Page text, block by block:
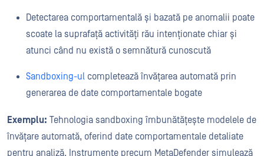
Detectarea comportamentală și bazată pe anomalii poate
scoate la suprafață activități rău intenționate chiar și
atunci când nu există o semnătură cunoscută
Sandboxing-ul completează învățarea automată prin
generarea de date comportamentale bogate
Exemplu: Tehnologia sandboxing îmbunătățește modelele de
învățare automată, oferind date comportamentale detaliate
pentru analiză. Instrumente precum MetaDefender simulează